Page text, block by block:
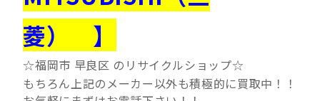
菱） 】
☆福岡市 早良区 のリサイクルショップ☆
もちろん上記のメーカー以外も積極的に買取中！！